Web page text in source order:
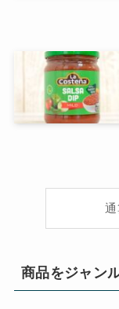
商品をジャン